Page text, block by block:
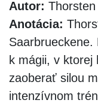
Autor:
Anotácia:
Saarbrueckene.
k mágii, v ktorej
zaoberať silou
intenzívnom